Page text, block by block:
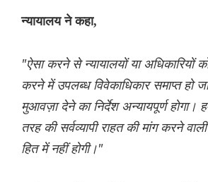
न्यायालय ने कहा,
"ऐसा करने से न्यायालयों या अधिकारियों
करने में उपलब्ध विवेकाधिकार समाप्त हो
मुआवज़ा देने का निर्देश अन्यायपूर्ण होगा।
तरह की सर्वव्यापी राहत की मांग करने
हित में नहीं होगी।"